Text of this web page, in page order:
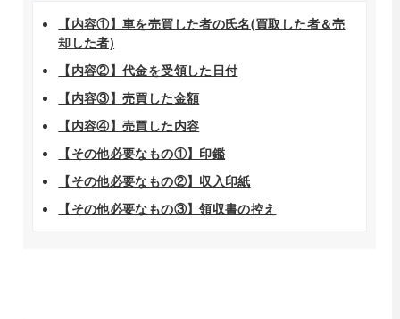
【内容①】車を売買した者の氏名(買取した者＆売
却した者)
【内容②】代金を受領した日付
【内容③】売買した金額
【内容④】売買した内容
【その他必要なもの①】印鑑
【その他必要なもの②】収入印紙
【その他必要なもの③】領収書の控え